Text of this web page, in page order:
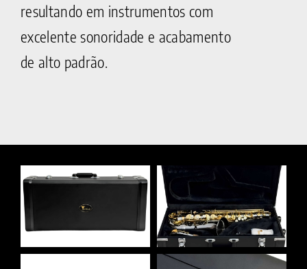
resultando em instrumentos com
excelente sonoridade e acabamento
de alto padrão.